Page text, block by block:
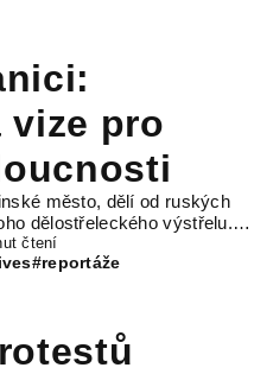
vize pro
město, dělí od ruských
dělostřeleckého výstřelu.…
čtení
#reportáže